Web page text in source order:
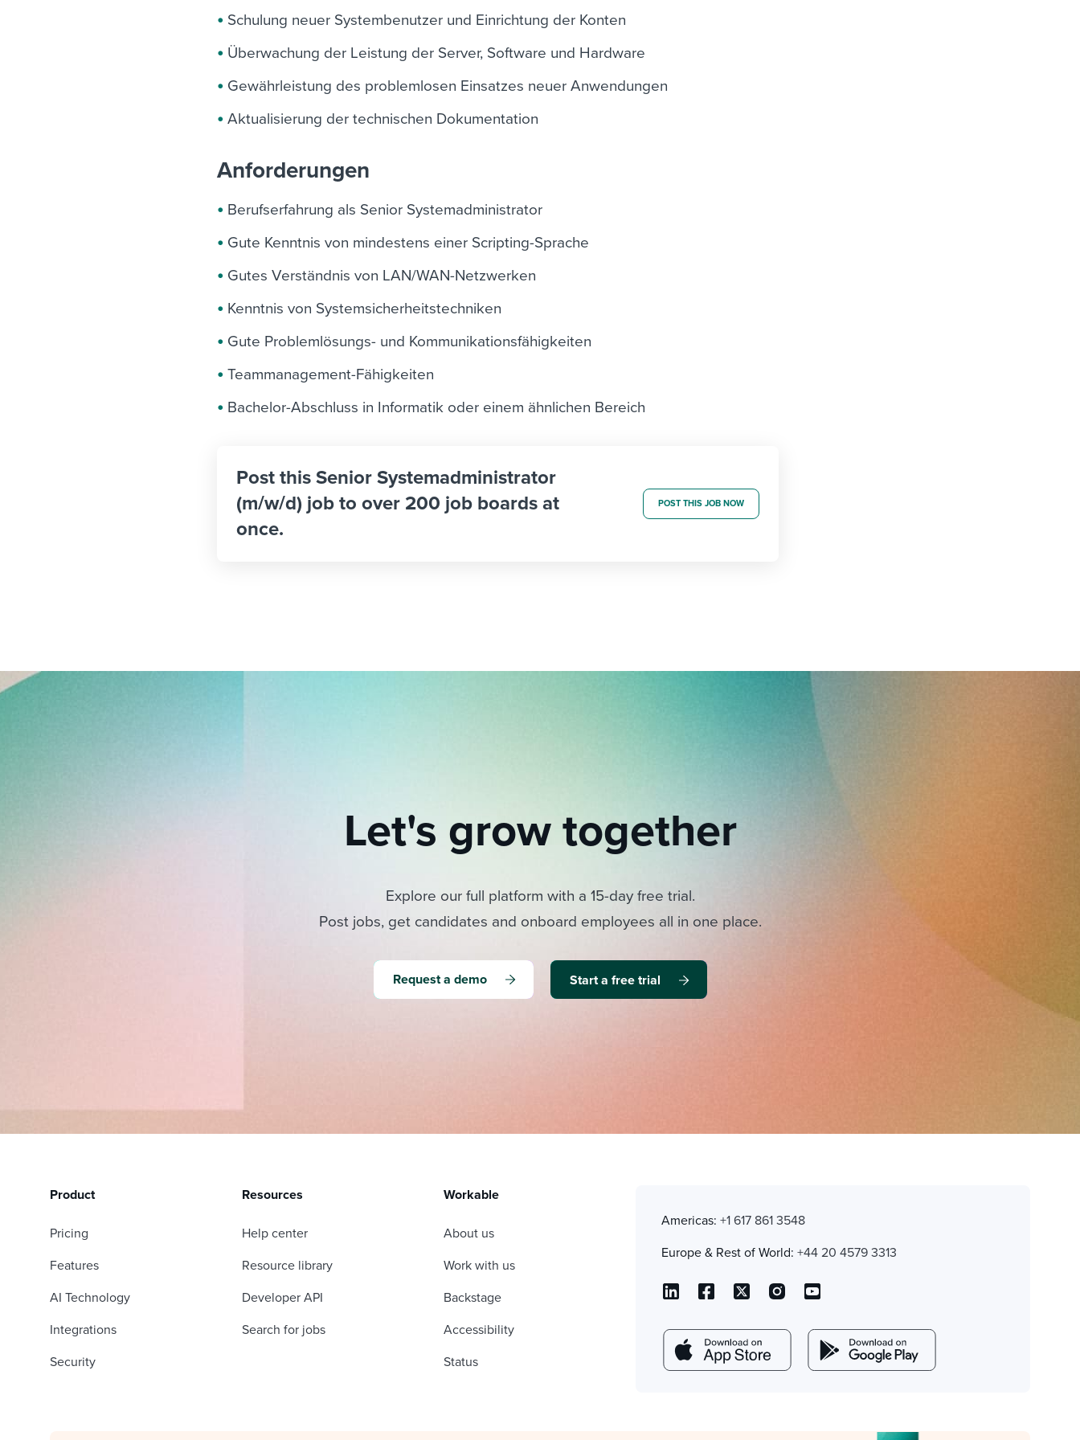
Schulung neuer Systembenutzer und Einrichtung der Konten
Überwachung der Leistung der Server, Software und Hardware
Gewährleistung des problemlosen Einsatzes neuer Anwendungen
Aktualisierung der technischen Dokumentation
Anforderungen
Berufserfahrung als Senior Systemadministrator
Gute Kenntnis von mindestens einer Scripting-Sprache
Gutes Verständnis von LAN/WAN-Netzwerken
Kenntnis von Systemsicherheitstechniken
Gute Problemlösungs- und Kommunikationsfähigkeiten
Teammanagement-Fähigkeiten
Bachelor-Abschluss in Informatik oder einem ähnlichen Bereich
Post this Senior Systemadministrator
(m/w/d) job to over 200 job boards at
once.
POST THIS JOB NOW
Let's grow together
Explore our full platform with a 15-day free trial.
Post jobs, get candidates and onboard employees all in one place.
Request a demo Start a free trial
Product
Pricing
Features
AI Technology
Integrations
Security
Resources
Help center
Resource library
Developer API
Search for jobs
Workable
About us
Work with us
Backstage
Accessibility
Status
Americas:+1 617 861 3548
Europe & Rest of World:+44 20 4579 3313